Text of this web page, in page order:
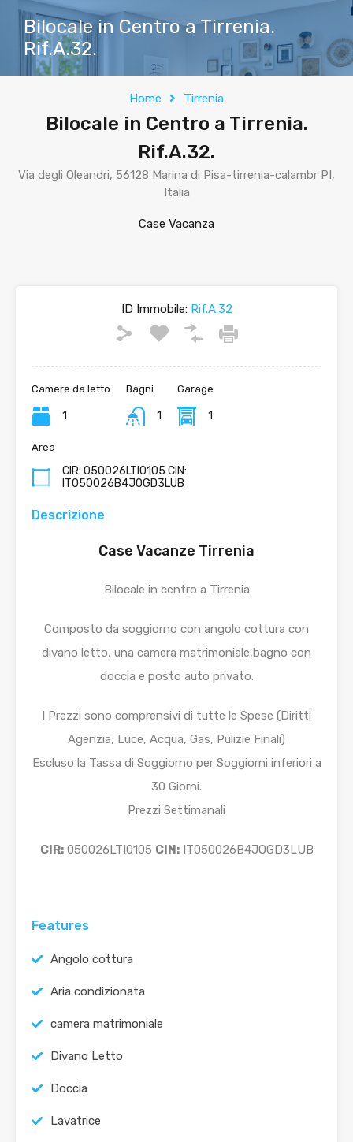
Bilocale in Centro a Tirrenia.
Rif.A.32.
Home Tirrenia
Bilocale in Centro a Tirrenia.
Rif.A.32.
Via degli Oleandri, 56128 Marina di Pisa-tirrenia-calambr PI,
Italia
Case Vacanza
ID Immobile:Rif.A.32
Camere da letto
1
Bagni
1
Garage
1
Area
CIR: 050026LTI0105 CIN:
IT050026B4JOGD3LUB
Descrizione
Case Vacanze Tirrenia
Bilocale in centro a Tirrenia
Composto da soggiorno con angolo cottura con
divano letto, una camera matrimoniale,bagno con
doccia e posto auto privato.
I Prezzi sono comprensivi di tutte le Spese (Diritti
Agenzia, Luce, Acqua, Gas, Pulizie Finali)
Escluso la Tassa di Soggiorno per Soggiorni inferiori a
30 Giorni.
Prezzi Settimanali
CIR:050026LTI0105 CIN:IT050026B4JOGD3LUB
Features
Angolo cottura
Aria condizionata
camera matrimoniale
Divano Letto
Doccia
Lavatrice